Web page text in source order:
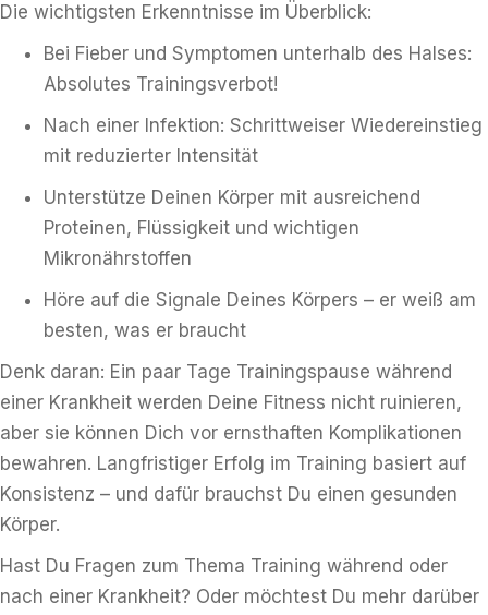
Die wichtigsten Erkenntnisse im Überblick:
Bei Fieber und Symptomen unterhalb des Halses:
Absolutes Trainingsverbot!
Nach einer Infektion: Schrittweiser Wiedereinstieg
mit reduzierter Intensität
Unterstütze Deinen Körper mit ausreichend
Proteinen, Flüssigkeit und wichtigen
Mikronährstoffen
Höre auf die Signale Deines Körpers – er weiß am
besten, was er braucht
Denk daran: Ein paar Tage Trainingspause während
einer Krankheit werden Deine Fitness nicht ruinieren,
aber sie können Dich vor ernsthaften Komplikationen
bewahren. Langfristiger Erfolg im Training basiert auf
Konsistenz – und dafür brauchst Du einen gesunden
Körper.
Hast Du Fragen zum Thema Training während oder
nach einer Krankheit? Oder möchtest Du mehr darüber